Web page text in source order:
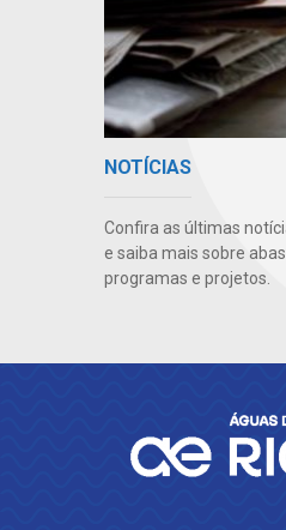
NOTÍCIAS
Confira as últimas
e saiba mais sobre
programas e projetos.